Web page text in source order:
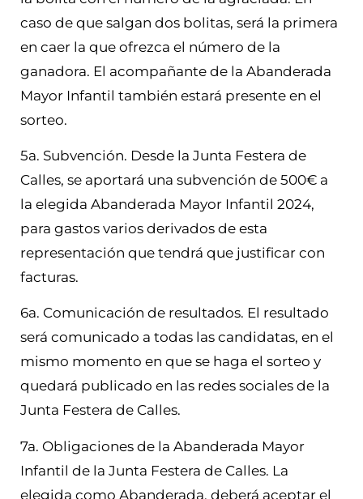
caso de que salgan dos bolitas, será la primera
en caer la que ofrezca el número de la
ganadora. El acompañante de la Abanderada
Mayor Infantil también estará presente en el
sorteo.
5a. Subvención. Desde la Junta Festera de
Calles, se aportará una subvención de 500€ a
la elegida Abanderada Mayor Infantil 2024,
para gastos varios derivados de esta
representación que tendrá que justificar con
facturas.
6a. Comunicación de resultados. El resultado
será comunicado a todas las candidatas, en el
mismo momento en que se haga el sorteo y
quedará publicado en las redes sociales de la
Junta Festera de Calles.
7a. Obligaciones de la Abanderada Mayor
Infantil de la Junta Festera de Calles. La
elegida como Abanderada, deberá aceptar el